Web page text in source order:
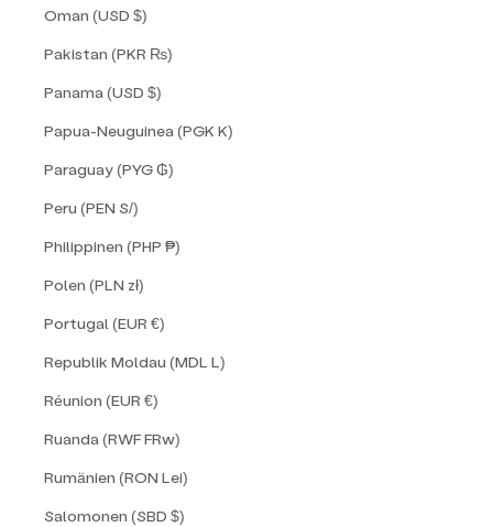
Oman (USD $)
Pakistan (PKR ₨)
Panama (USD $)
Papua-Neuguinea (PGK K)
Paraguay (PYG ₲)
Peru (PEN S/)
Philippinen (PHP ₱)
Polen (PLN zł)
Portugal (EUR €)
Republik Moldau (MDL L)
Réunion (EUR €)
Ruanda (RWF FRw)
Rumänien (RON Lei)
Salomonen (SBD $)